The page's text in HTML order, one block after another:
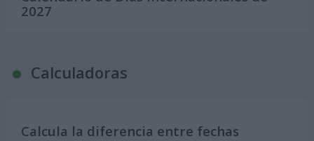
2027
Calculadoras
Calcula la diferencia entre fechas